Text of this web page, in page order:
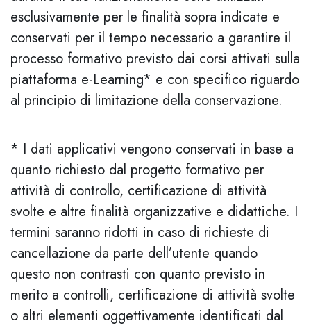
esclusivamente per le finalità sopra indicate e
conservati per il tempo necessario a garantire il
processo formativo previsto dai corsi attivati sulla
piattaforma e-Learning* e con specifico riguardo
al principio di limitazione della conservazione.
* I dati applicativi vengono conservati in base a
quanto richiesto dal progetto formativo per
attività di controllo, certificazione di attività
svolte e altre finalità organizzative e didattiche. I
termini saranno ridotti in caso di richieste di
cancellazione da parte dell’utente quando
questo non contrasti con quanto previsto in
merito a controlli, certificazione di attività svolte
o altri elementi oggettivamente identificati dal